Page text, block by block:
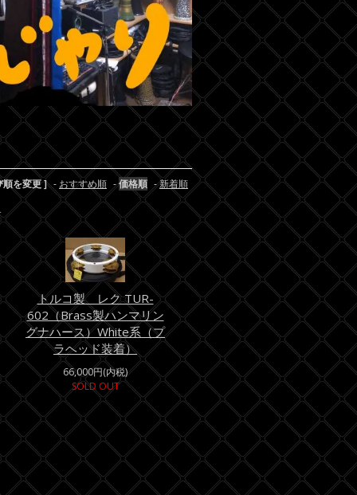
順を変更 ] - おすすめ順 -価格順 -新着順
トルコ製 レク TUR-
602（Brass製ハンマリン
グナハース）White系（プ
ラヘッド装着）
66,000円(内税)
SOLD OUT